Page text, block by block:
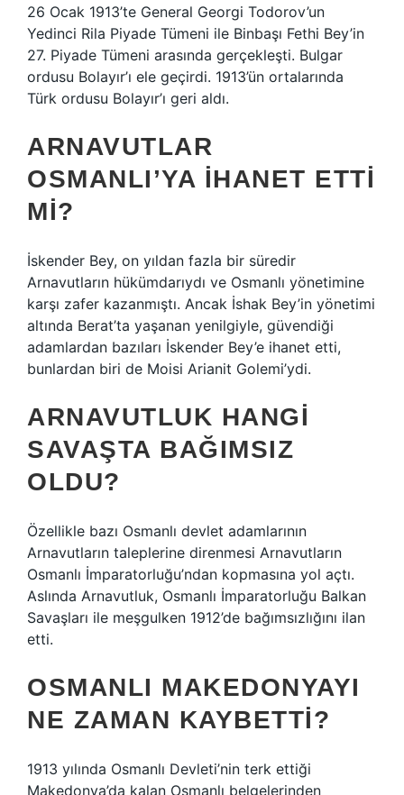
26 Ocak 1913’te General Georgi Todorov’un
Yedinci Rila Piyade Tümeni ile Binbaşı Fethi Bey’in
27. Piyade Tümeni arasında gerçekleşti. Bulgar
ordusu Bolayır’ı ele geçirdi. 1913’ün ortalarında
Türk ordusu Bolayır’ı geri aldı.
ARNAVUTLAR
OSMANLI’YA IHANET ETTI
MI?
İskender Bey, on yıldan fazla bir süredir
Arnavutların hükümdarıydı ve Osmanlı yönetimine
karşı zafer kazanmıştı. Ancak İshak Bey’in yönetimi
altında Berat’ta yaşanan yenilgiyle, güvendiği
adamlardan bazıları İskender Bey’e ihanet etti,
bunlardan biri de Moisi Arianit Golemi’ydi.
ARNAVUTLUK HANGI
SAVAŞTA BAĞIMSIZ
OLDU?
Özellikle bazı Osmanlı devlet adamlarının
Arnavutların taleplerine direnmesi Arnavutların
Osmanlı İmparatorluğu’ndan kopmasına yol açtı.
Aslında Arnavutluk, Osmanlı İmparatorluğu Balkan
Savaşları ile meşgulken 1912’de bağımsızlığını ilan
etti.
OSMANLI MAKEDONYAYI
NE ZAMAN KAYBETTI?
1913 yılında Osmanlı Devleti’nin terk ettiği
Makedonya’da kalan Osmanlı belgelerinden